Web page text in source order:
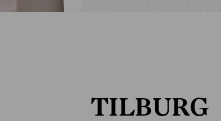
TILBURG